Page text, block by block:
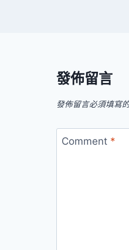
發佈留言
發佈留言必須填寫
Comment *